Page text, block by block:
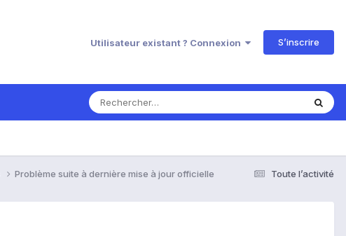
Utilisateur existant ? Connexion S’inscrire
Toute l’activité
Problème suite à dernière mise à jour officielle